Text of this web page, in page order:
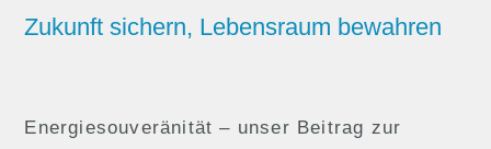
Zukunft sichern, Lebensraum bewahren
Energiesouveränität – unser Beitrag zur